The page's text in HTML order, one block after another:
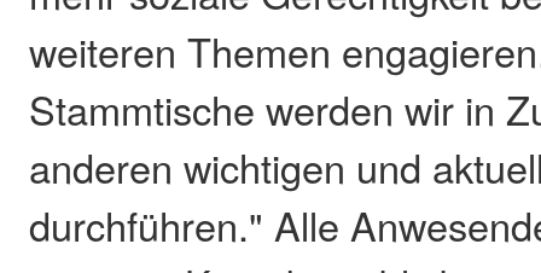
weiteren Themen
Stammtische werden wir in
anderen wichtigen und
durchführen." Alle